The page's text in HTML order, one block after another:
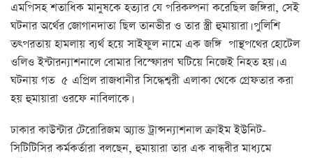
এমপিসহ শতাধিক মানুষকে হত্যার যে পরিকল্পনা করেছিল জঙ্গিরা, সেই
ঘটনার অর্থের জোগানদাতা ছিল তানভীর ও তার স্ত্রী হুমায়ারা। পুলিশি
তৎপরতায় হামলায় ব্যর্থ হয়ে সাইফুল নামে এক জঙ্গি পান্থপথের হোটেল
ওলিও ইন্টারন্যাশনালে বোমার বিস্ফোরণ ঘটিয়ে নিজেই নিহত হয়। এ
ঘটনায় গত ৫ এপ্রিল রাজধানীর সিদ্ধেশ্বরী এলাকা থেকে গ্রেফতার করা
হয় হুমায়ারা ওরফে নাবিলাকে।
ঢাকার কাউন্টার টেরোরিজম অ্যান্ড ট্রান্সন্যাশনাল ক্রাইম ইউনিট-
সিটিটিসির কর্মকর্তারা বলছেন, হুমায়ারা তার এক বান্ধবীর মাধ্যমে